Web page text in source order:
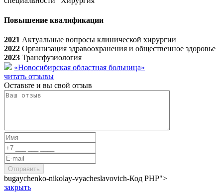
Повышение квалификации
2021 Актуальные вопросы клинической хирургии
2022 Организация здравоохранения и общественное здоровье
2023 Трансфузиология
«Новосибирская областная больница»
читать отзывы
Оставьте и вы свой отзыв
bugaychenko-nikolay-vyacheslavovich-Код PHP">
закрыть